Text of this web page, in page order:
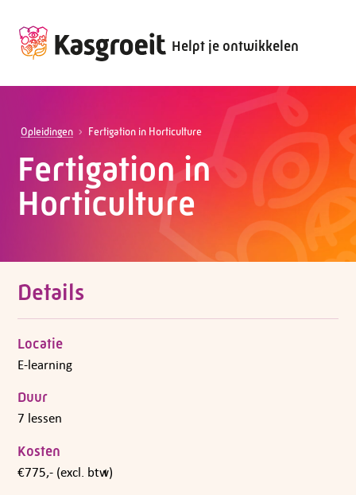
Helpt je ontwikkelen
Opleidingen Fertigation in Horticulture
Fertigation in
Horticulture
Details
Locatie
E-learning
Duur
7 lessen
Kosten
€775,- (excl. btw)